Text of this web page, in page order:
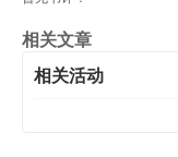
相关文章
相关活动